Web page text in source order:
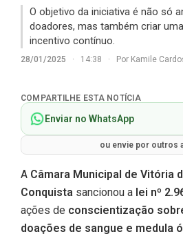
O objetivo da iniciativa é não só
doadores, mas também criar
incentivo contínuo.
28/01/2025 · 14:38 · Por Kamile
COMPARTILHE ESTA NOTÍCIA
Enviar no WhatsApp
ou envie por outros
A Câmara Municipal de Vitória
Conquista sancionou a lei nº
ações de conscientização
doações de sangue e medula